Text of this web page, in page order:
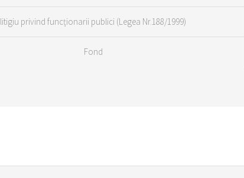
litigiu privind funcţionarii publici (Legea Nr.188/1999)
Fond